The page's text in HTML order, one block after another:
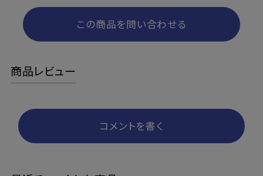
この商品を問い合わせる
商品レビュー
コメントを書く